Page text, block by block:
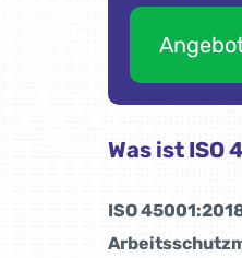
Was ist
ISO